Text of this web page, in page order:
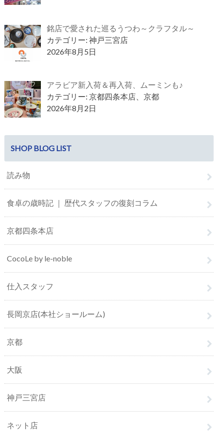
銘店で愛された巡るうつわ～クラフタル～
カテゴリー: 神戸三宮店
2026年8月5日
アラビア新入荷＆再入荷、ムーミンも♪
カテゴリー: 京都四条本店、京都
2026年8月2日
SHOP BLOG LIST
読み物
食卓の歳時記 ｜ 歴代スタッフの復刻コラム
京都四条本店
CocoLe by le-noble
仕入スタッフ
長岡京店(本社ショールーム)
京都
大阪
神戸三宮店
ネット店